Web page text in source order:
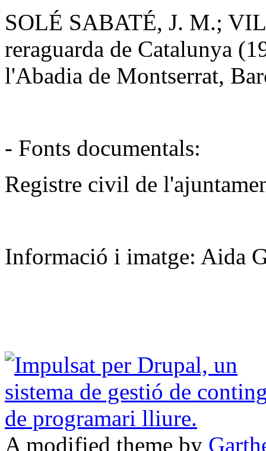
SOLÉ SABATÉ, J. M.;
reraguarda de Catalunya
l'Abadia de Montserrat,
- Fonts documentals:
Registre civil de
Informació i imatge: Aida
A modified theme by